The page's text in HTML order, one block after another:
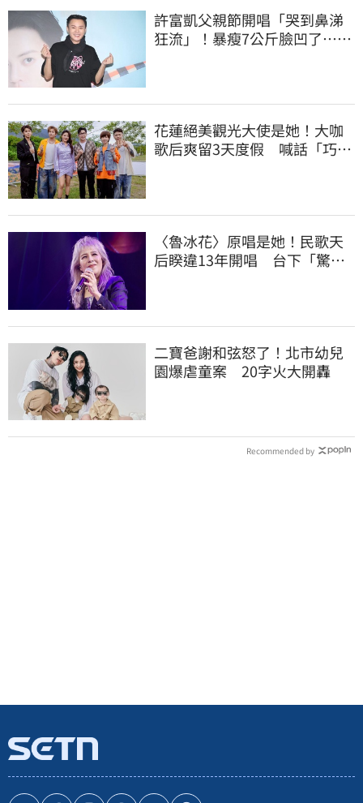
許富凱父親節開唱「哭到鼻涕
狂流」！暴瘦7公斤臉凹了…媽
花蓮絕美觀光大使是她！大咖
歌后爽留3天度假 喊話「巧遇
〈魯冰花〉原唱是她！民歌天
后睽違13年開唱 台下「驚見
二寶爸謝和弦怒了！北市幼兒
園爆虐童案 20字火大開轟
Recommended by